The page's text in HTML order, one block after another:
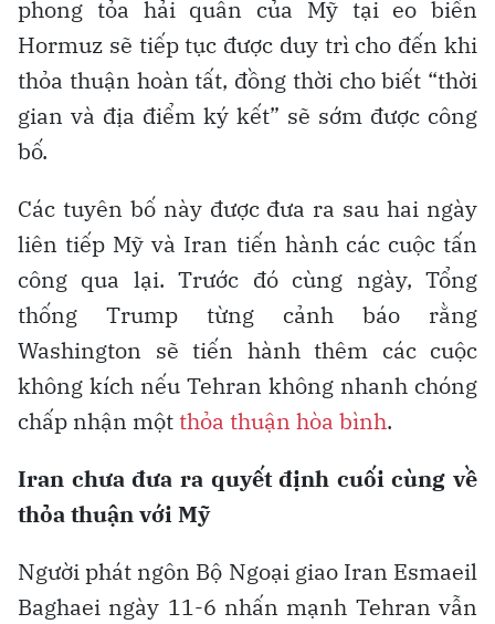
phong tỏa hải quân của Mỹ tại eo biển
Hormuz sẽ tiếp tục được duy trì cho đến khi
thỏa thuận hoàn tất, đồng thời cho biết “thời
gian và địa điểm ký kết” sẽ sớm được công
bố.
Các tuyên bố này được đưa ra sau hai ngày
liên tiếp Mỹ và Iran tiến hành các cuộc tấn
công qua lại. Trước đó cùng ngày, Tổng
thống Trump từng cảnh báo rằng
Washington sẽ tiến hành thêm các cuộc
không kích nếu Tehran không nhanh chóng
chấp nhận mộtthỏa thuận hòa bình.
Iran chưa đưa ra quyết định cuối cùng về
thỏa thuận với Mỹ
Người phát ngôn Bộ Ngoại giao Iran Esmaeil
Baghaei ngày 11-6 nhấn mạnh Tehran vẫn